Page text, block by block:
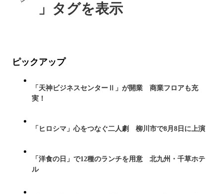
」タグを表示
ピックアップ
「天神ビジネスセンターⅡ」が開業 商業フロアも充
実！
「ヒロシマ」心をつなぐ二人劇 柳川市で8月8日に上演
「洋食の日」で12種のランチを用意 北九州・千草ホテ
ル